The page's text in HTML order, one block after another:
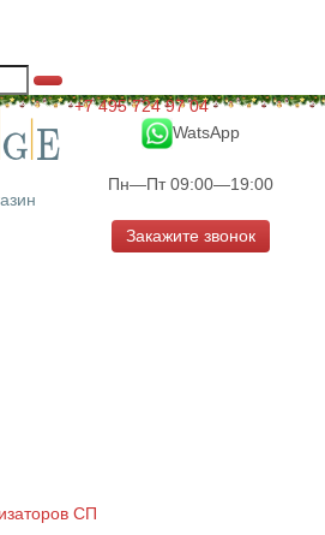
+7 495 724 97 04
WatsApp
Пн—Пт 09:00—19:00
Закажите звонок
СП